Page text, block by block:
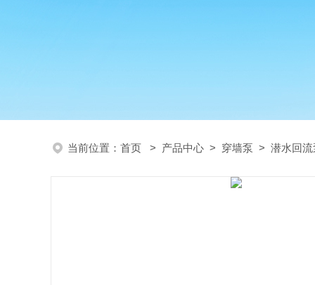
当前位置： 首页 > 产品中心 > 穿墙泵 > 潜水回流